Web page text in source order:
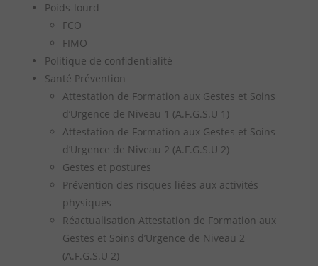
Poids-lourd
FCO
FIMO
Politique de confidentialité
Santé Prévention
Attestation de Formation aux Gestes et Soins
d’Urgence de Niveau 1 (A.F.G.S.U 1)
Attestation de Formation aux Gestes et Soins
d’Urgence de Niveau 2 (A.F.G.S.U 2)
Gestes et postures
Prévention des risques liées aux activités
physiques
Réactualisation Attestation de Formation aux
Gestes et Soins d’Urgence de Niveau 2
(A.F.G.S.U 2)